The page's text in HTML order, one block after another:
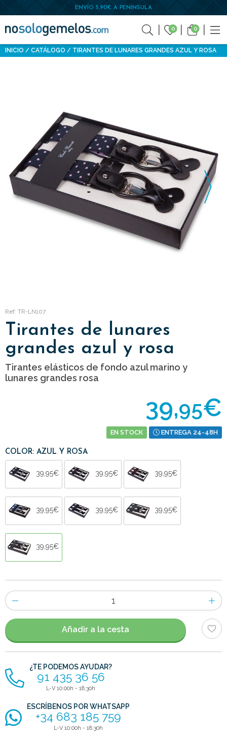
ENVÍO 5,90€ A PENÍNSULA
0 0
INICIO CATÁLOGO TIRANTES DE LUNARES GRANDES AZUL Y ROSA
Ref: TR-LN107
Tirantes de lunares
grandes azul y rosa
Tirantes elásticos de fondo azul marino y
lunares grandes rosa
39,95€
EN STOCK ENTREGA 24-48H
COLOR: AZUL Y ROSA
39,95€ 39,95€ 39,95€
39,95€ 39,95€ 39,95€
39,95€
Número
de
artículos
Añadir a la cesta
¿TE PODEMOS AYUDAR?
91 435 36 56
L-V 10:00h - 18:30h
ESCRÍBENOS POR WHATSAPP
+34 683 185 759
L-V 10:00h - 18:30h